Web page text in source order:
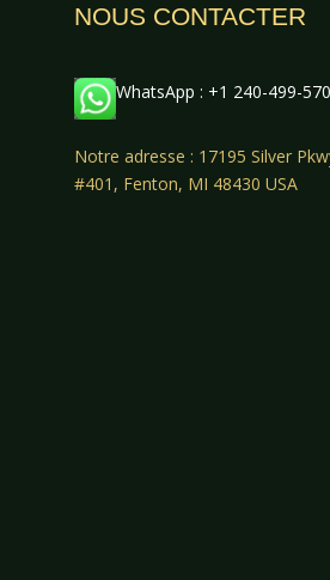
NOUS CONTACTER
WhatsApp : +1 240-499-
Notre adresse : 17195 Silver
#401, Fenton, MI 48430 USA